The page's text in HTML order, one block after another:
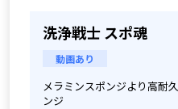
洗浄戦士 スポ魂
動画あり
メラミンスポンジより高耐
ンジ